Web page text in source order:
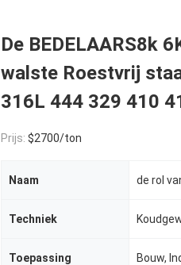
De BEDELAARS8k
walste Roestvrij
316L 444 329 410
Prijs: $2700/ton
Naam de rol
Techniek
Toepassing Bouw,